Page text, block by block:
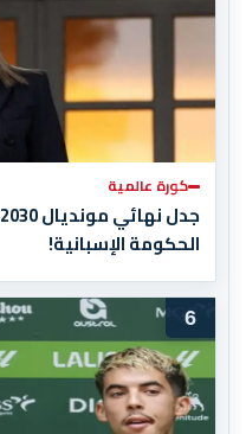
كورة عالمية
الحكومة الإسبانية!
6